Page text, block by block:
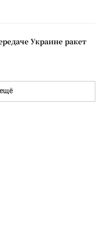
Украине ракет